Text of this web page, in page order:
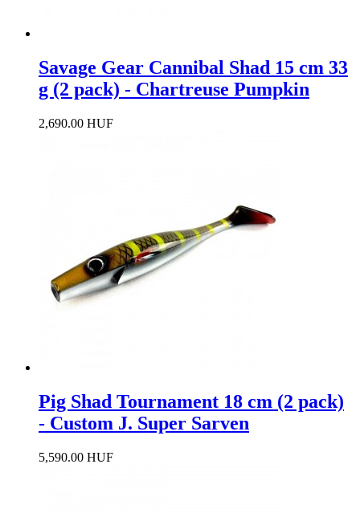
Savage Gear Cannibal Shad 15 cm 33
g (2 pack) - Chartreuse Pumpkin
2,690.00 HUF
Pig Shad Tournament 18 cm (2 pack)
- Custom J. Super Sarven
5,590.00 HUF